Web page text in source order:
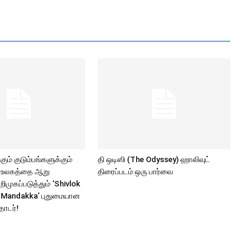
குடும்பங்களுக்கும்
உலகத்தை ஆறு
‘Shivlok
புதுமையான
தி ஒடிஸி (The Odyssey) ஹாலிவுட்
திரைப்படம் ஒரு பார்வை